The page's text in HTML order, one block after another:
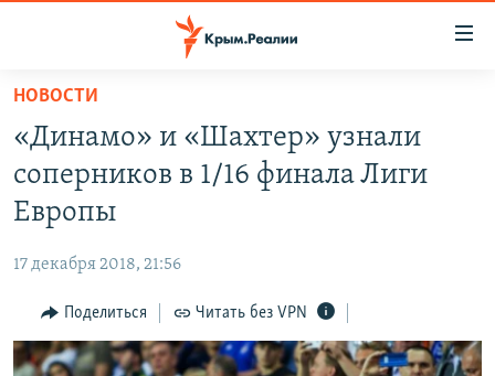
Вернуться
основному
содержанию
Вернутся
главной
навигации
Вернутся
поиску
СПЕЦПРОЕКТЫ
11 ЛЕТ ОККУПАЦИИ КРЫМА. 11 ИСТОРИЙ СОПРОТИВЛЕНИЯ
ВОДА
ЕЩЕ
ИНТЕРАКТИВ
ИНФОГРАФИКА
РАДІО СВОБОДА
КАК ОБОЙТИ БЛОКИРОВКУ
НОВОСТИ
«Динамо» и «Шахтер» узнали
соперников в 1/16 финала Лиги
Европы
17 декабря 2018, 21:56
Поделиться Читать без VPN